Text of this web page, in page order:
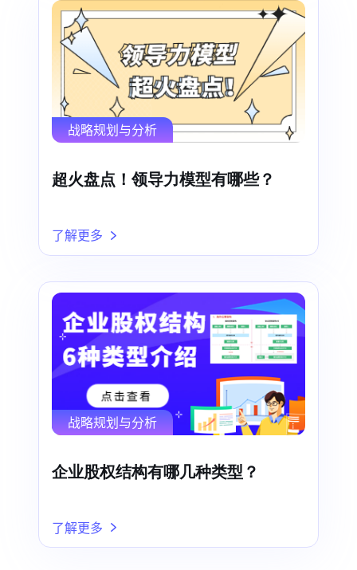
战略规划与分析
超火盘点！领导力模型有哪些？
了解更多
战略规划与分析
企业股权结构有哪几种类型？
了解更多